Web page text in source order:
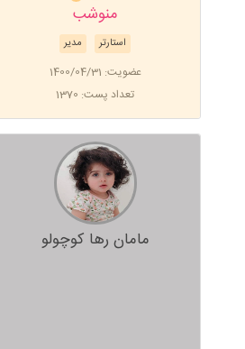
منوشب
مدیر استارتر
عضویت: 1400/04/31
تعداد پست: 1370
مامان رها کوچولو